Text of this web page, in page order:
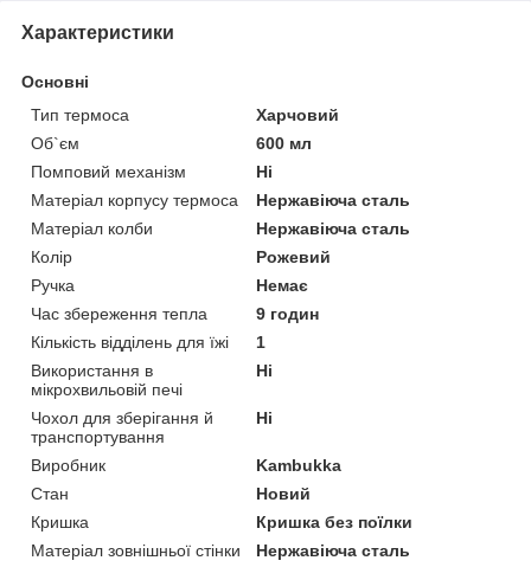
Характеристики
Основні
Тип термоса
Харчовий
Об`єм
600 мл
Помповий механізм
Ні
Матеріал корпусу термоса
Нержавіюча сталь
Матеріал колби
Нержавіюча сталь
Колір
Рожевий
Ручка
Немає
Час збереження тепла
9 годин
Кількість відділень для їжі
1
Використання в
мікрохвильовій печі
Ні
Чохол для зберігання й
транспортування
Ні
Виробник
Kambukka
Стан
Новий
Кришка
Кришка без поїлки
Матеріал зовнішньої стінки
Нержавіюча сталь